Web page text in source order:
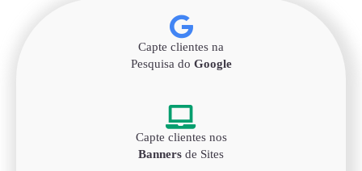
Capte clientes na
Pesquisa do Google
Capte clientes nos
Banners de Sites